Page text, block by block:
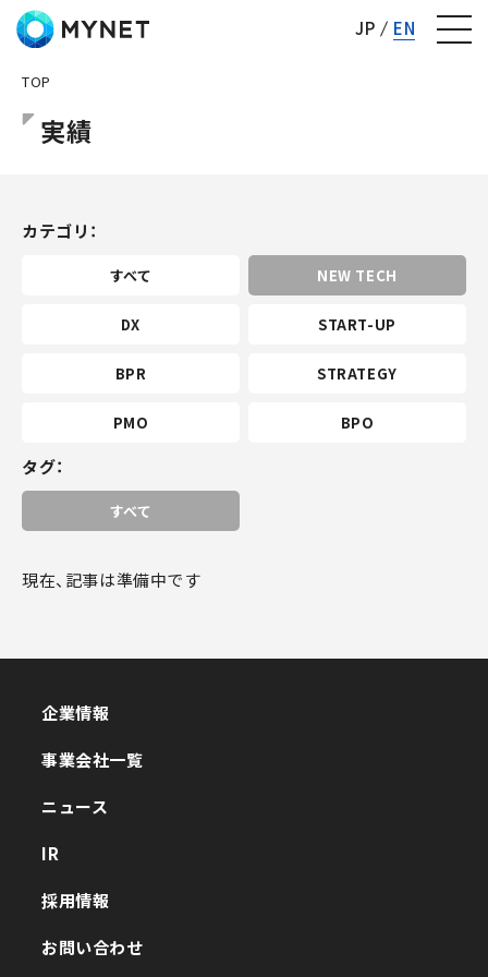
JP EN
TOP
実績
カテゴリ
すべて NEW TECH
DX START-UP
BPR STRATEGY
PMO BPO
タグ
すべて
現在、記事は準備中です
企業情報
事業会社一覧
ニュース
IR
採用情報
お問い合わせ